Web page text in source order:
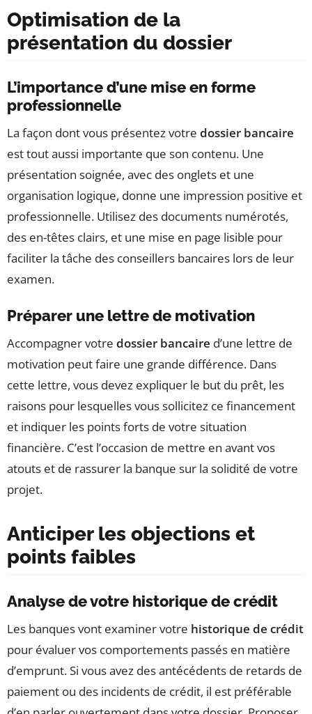
Optimisation de la
présentation du dossier
L’importance d’une mise en forme
professionnelle
La façon dont vous présentez votre dossier bancaire
est tout aussi importante que son contenu. Une
présentation soignée, avec des onglets et une
organisation logique, donne une impression positive et
professionnelle. Utilisez des documents numérotés,
des en-têtes clairs, et une mise en page lisible pour
faciliter la tâche des conseillers bancaires lors de leur
examen.
Préparer une lettre de motivation
Accompagner votre dossier bancaire d’une lettre de
motivation peut faire une grande différence. Dans
cette lettre, vous devez expliquer le but du prêt, les
raisons pour lesquelles vous sollicitez ce financement
et indiquer les points forts de votre situation
financière. C’est l’occasion de mettre en avant vos
atouts et de rassurer la banque sur la solidité de votre
projet.
Anticiper les objections et
points faibles
Analyse de votre historique de crédit
Les banques vont examiner votre historique de crédit
pour évaluer vos comportements passés en matière
d’emprunt. Si vous avez des antécédents de retards de
paiement ou des incidents de crédit, il est préférable